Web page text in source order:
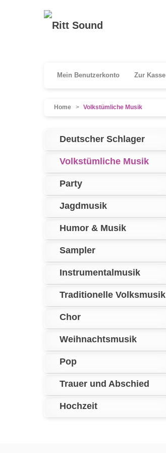
Mein Benutzerkonto Zur Kasse
Home > Volkstümliche Musik
Deutscher Schlager
Volkstümliche Musik
Party
Jagdmusik
Humor & Musik
Sampler
Instrumentalmusik
Traditionelle Volksmusik
Chor
Weihnachtsmusik
Pop
Trauer und Abschied
Hochzeit